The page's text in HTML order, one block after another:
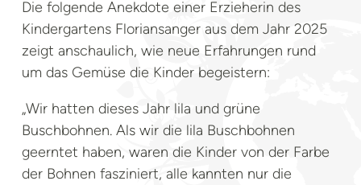
Die folgende Anekdote einer Erzieherin des
Kindergartens Floriansanger aus dem Jahr 2025
zeigt anschaulich, wie neue Erfahrungen rund
um das Gemüse die Kinder begeistern:
„Wir hatten dieses Jahr lila und grüne
Buschbohnen. Als wir die lila Buschbohnen
geerntet haben, waren die Kinder von der Farbe
der Bohnen fasziniert, alle kannten nur die